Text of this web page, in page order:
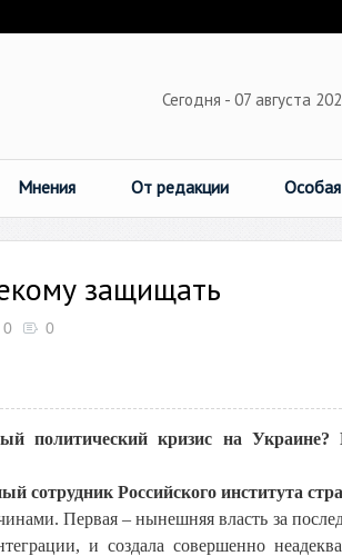
Сегодня - 07 августа
Мнения От редакции
защищать
0 0
политический кризис на Украине?
сотрудник Российского института
Первая – нынешняя власть за
и создала совершенно